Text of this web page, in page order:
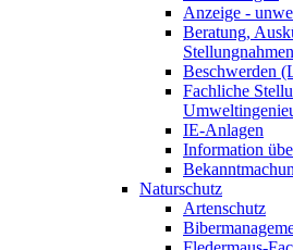
Anzeige -
Beratung,
Stellungnahmen
Beschwerden
Fachliche
IE-Anlagen
Information
Naturschutz
Artenschutz